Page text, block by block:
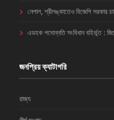
নেপাল, শ্রীলঙ্কাতেও বিজেপি সরকার
এডহক পদোন্নতি সংবিধান বহির্ভূত :
জনপ্রিয় ক্যাটাগরি
রাজ্য